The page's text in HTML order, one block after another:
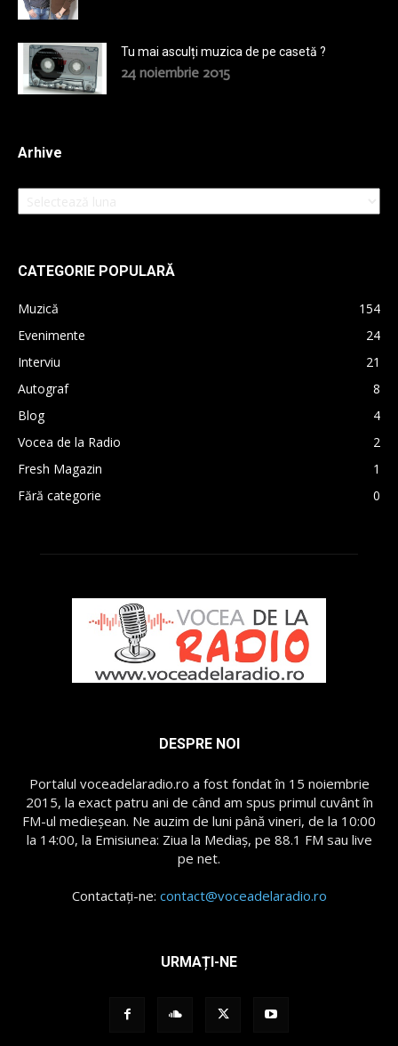
Tu mai asculți muzica de pe casetă ?
24 noiembrie 2015
Arhive
Arhive
CATEGORIE POPULARĂ
Muzică
154
Evenimente
24
Interviu
21
Autograf
8
Blog
4
Vocea de la Radio
2
Fresh Magazin
1
Fără categorie
0
DESPRE NOI
Portalul voceadelaradio.ro a fost fondat în 15 noiembrie
2015, la exact patru ani de când am spus primul cuvânt în
FM-ul medieșean. Ne auzim de luni până vineri, de la 10:00
la 14:00, la Emisiunea: Ziua la Mediaș, pe 88.1 FM sau live
pe net.
Contactați-ne: contact@voceadelaradio.ro
URMAȚI-NE